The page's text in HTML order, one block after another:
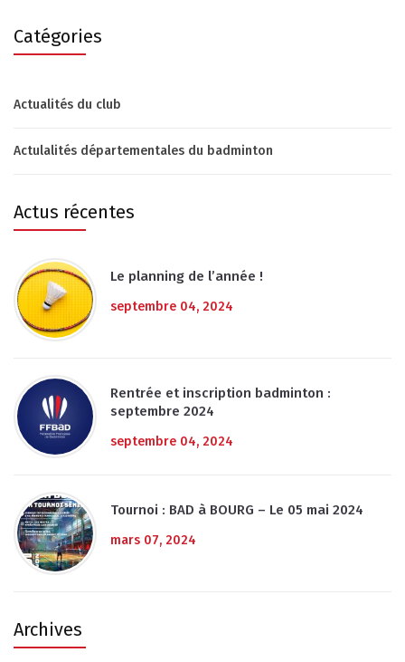
Catégories
Actualités du club
Actulalités départementales du badminton
Actus récentes
Le planning de l’année !
septembre 04, 2024
Rentrée et inscription badminton :
septembre 2024
septembre 04, 2024
Tournoi : BAD à BOURG – Le 05 mai 2024
mars 07, 2024
Archives